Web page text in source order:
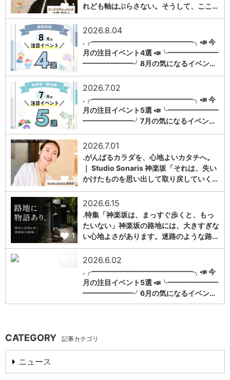
1
れども軸はぶらさない。そうして、ここ…
1
2026.8.04
.╭━━━━━━━━━━━━━━╮📣 今
月の注目イベント4選 📣╰━━━━━━━
━━━━━━━╯8月の気になるイベン…
1
2026.7.02
.╭━━━━━━━━━━━━━━╮📣 今
月の注目イベント5選 📣╰━━━━━━━
━━━━━━━╯7月の気になるイベン…
1
2026.7.01
.がんばるカラダを、心地よいカタチへ。
｜ Studio Sonaris 神楽坂「それは、失い
かけたものを思い出して取り戻していく…
1
2026.6.15
.特集「神楽坂は、まっすぐ歩くと、もっ
たいない」神楽坂の路地には、大きすぎな
い心地よさがあります。迷路のような路…
2026.6.02
.╭━━━━━━━━━━━━━━╮📣 今
月の注目イベント5選 📣╰━━━━━━━
━━━━━━━╯6月の気になるイベン…
CATEGORY 記事カテゴリ
ニュース